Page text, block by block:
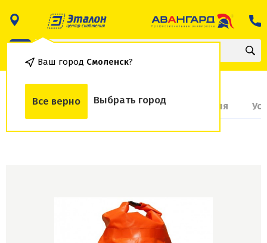
Ваш город Смоленск?
Все верно Выбрать город
О товаре Доставка и оплата Гарантия